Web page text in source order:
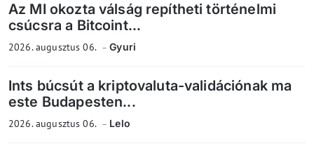
Az MI okozta válság repítheti történelmi
csúcsra a Bitcoint...
2026. augusztus 06. Gyuri
Ints búcsút a kriptovaluta-validációnak ma
este Budapesten...
2026. augusztus 06. Lelo